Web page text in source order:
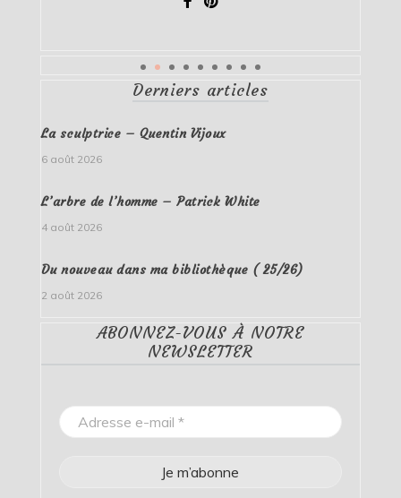
Derniers articles
La sculptrice – Quentin Vijoux
6 août 2026
L’arbre de l’homme – Patrick White
4 août 2026
Du nouveau dans ma bibliothèque ( 25/26)
2 août 2026
ABONNEZ-VOUS À NOTRE
NEWSLETTER